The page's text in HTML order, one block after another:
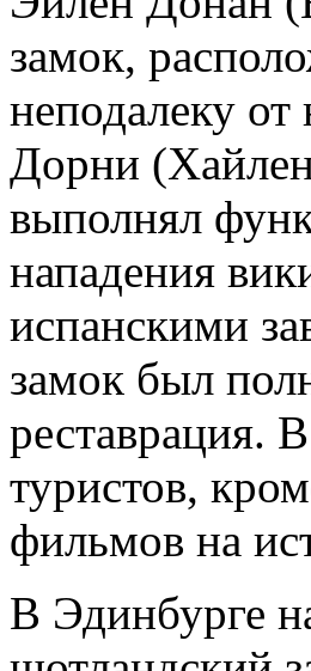
замок,
неподалеку
Дорни
выполнял
нападения
испанскими
замок был
реставрация.
туристов,
фильмов на
В Эдинбурге